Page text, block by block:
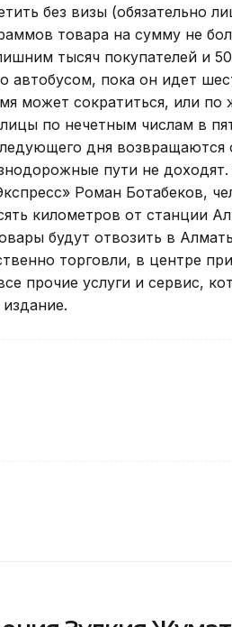
без визы (обязательно
товара на сумму не
тысяч покупателей и
пока он идет
может сократиться, или по
по нечетным числам в
дня возвращаются
пути не
Роман Ботабеков,
километров от станции
будут отвозить в
торговли, в центре
прочие услуги и сервис,